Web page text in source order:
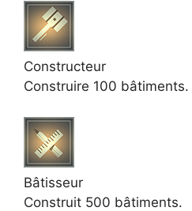
Constructeur
Construire 100 bâtiments.
Bâtisseur
Construit 500 bâtiments.